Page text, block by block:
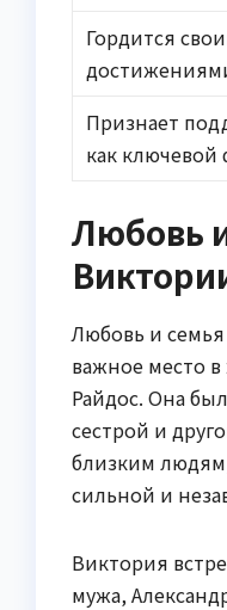
Гордится
Признает
как ключевой
Любовь
Любовь и семья
важное место
Райдос. Она
сестрой и
близким
сильной и
Виктория
мужа,